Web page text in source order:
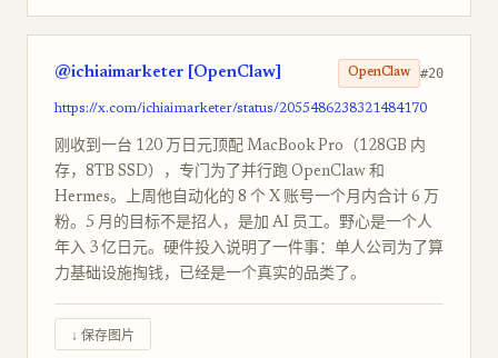
@ichiaimarketer [OpenClaw] OpenClaw #20
https://x.com/ichiaimarketer/status/2055486238321484170
刚收到一台 120 万日元顶配 MacBook Pro（128GB 内
存，8TB SSD），专门为了并行跑 OpenClaw 和
Hermes。上周他自动化的 8 个 X 账号一个月内合计 6 万
粉。5 月的目标不是招人，是加 AI 员工。野心是一个人
年入 3 亿日元。硬件投入说明了一件事：单人公司为了算
力基础设施掏钱，已经是一个真实的品类了。
↓ 保存图片